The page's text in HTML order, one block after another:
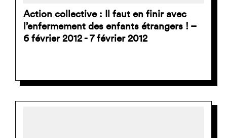
Action collective : Il faut en finir avec
l’enfermement des enfants étrangers ! –
6 février 2012 - 7 février 2012